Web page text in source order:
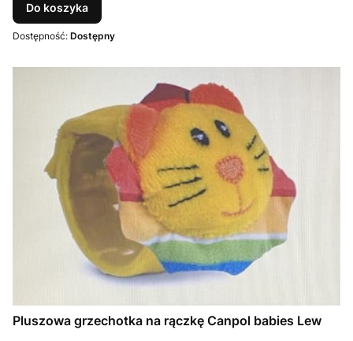
Do koszyka
Dostępność: Dostępny
Pluszowa grzechotka na rączkę Canpol babies Lew